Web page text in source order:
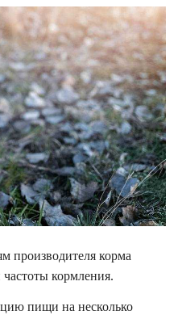
производителя корма
кормления.
пищи на несколько